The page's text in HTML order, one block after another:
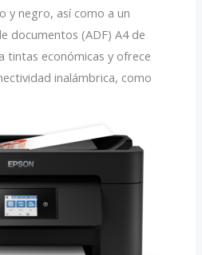
y negro, así como a un
documentos (ADF) A4 de
tintas económicas y ofrece
inalámbrica, como